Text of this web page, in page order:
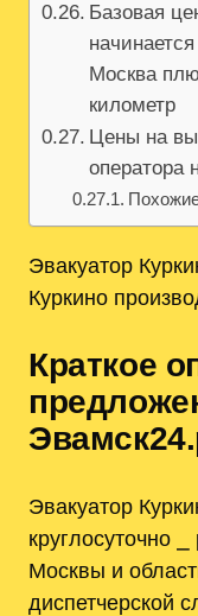
Базовая
Москва
километр
Цены на
оператора
Эвакуатор
Куркино
Краткое
Эвакуатор
круглосуточно
Москвы и
диспетчерской